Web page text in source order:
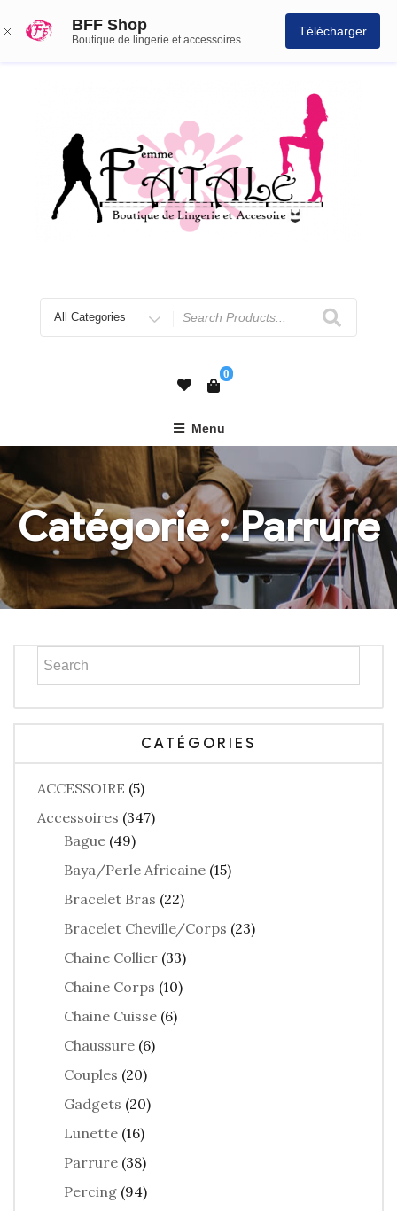
BFF Shop
Boutique de lingerie et accessoires.
Télécharger
0
Menu
Catégorie :Parrure
CATÉGORIES
ACCESSOIRE (5)
Accessoires (347)
Bague (49)
Baya/Perle Africaine (15)
Bracelet Bras (22)
Bracelet Cheville/Corps (23)
Chaine Collier (33)
Chaine Corps (10)
Chaine Cuisse (6)
Chaussure (6)
Couples (20)
Gadgets (20)
Lunette (16)
Parrure (38)
Percing (94)